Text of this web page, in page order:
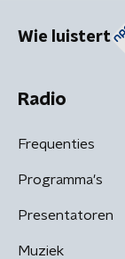
Wie luistert
Radio
Frequenties
Programma's
Presentatoren
Muziek